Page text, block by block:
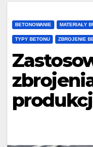
BETONOWANIE MATERIAŁY
TYPY BETONU ZBROJENIE